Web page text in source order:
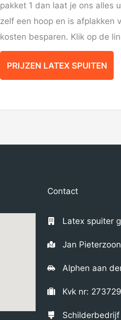
pakket 1 dan laat je ons alles
zelf een hoop en is afplakken
kosten besparen. Klik op de
PRIJZEN LATEX SPUITEN
Contact
Latex spuiter
Jan
Alphen aan
Kvk nr: